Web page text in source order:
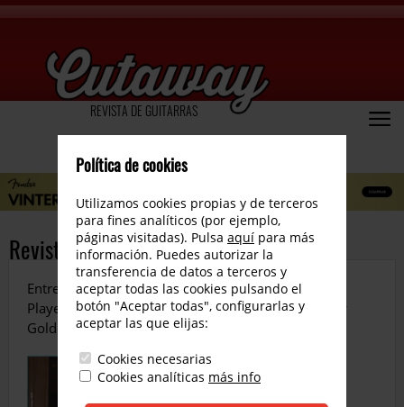
REVISTA DE GUITARRAS
Revista número 112
Entrevistamos a Lari Basilio. Reviews de la Fender
Player II Modified, la Gretsch G6134 TG LTD Paisley
Golden junto al MXR Rockman X 100…
Política de cookies
Utilizamos cookies propias y de terceros
para fines analíticos (por ejemplo,
páginas visitadas). Pulsa aquí para más
información. Puedes autorizar la
transferencia de datos a terceros y
aceptar todas las cookies pulsando el
botón "Aceptar todas", configurarlas y
aceptar las que elijas:
Cookies necesarias
Cookies analíticas más info